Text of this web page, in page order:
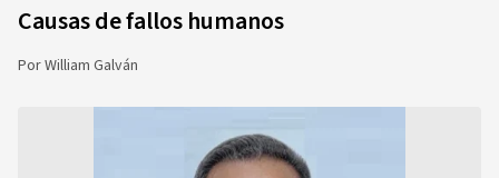
Causas de fallos humanos
PorWilliam Galván